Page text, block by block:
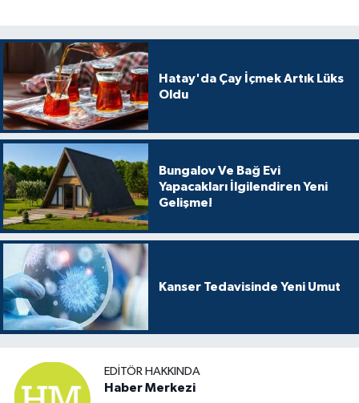
Hatay'da Çay İçmek Artık Lüks
Oldu
Bungalov Ve Bağ Evi
Yapacakları İlgilendiren Yeni
Gelişme!
Kanser Tedavisinde Yeni Umut
EDITÖR HAKKINDA
Haber Merkezi